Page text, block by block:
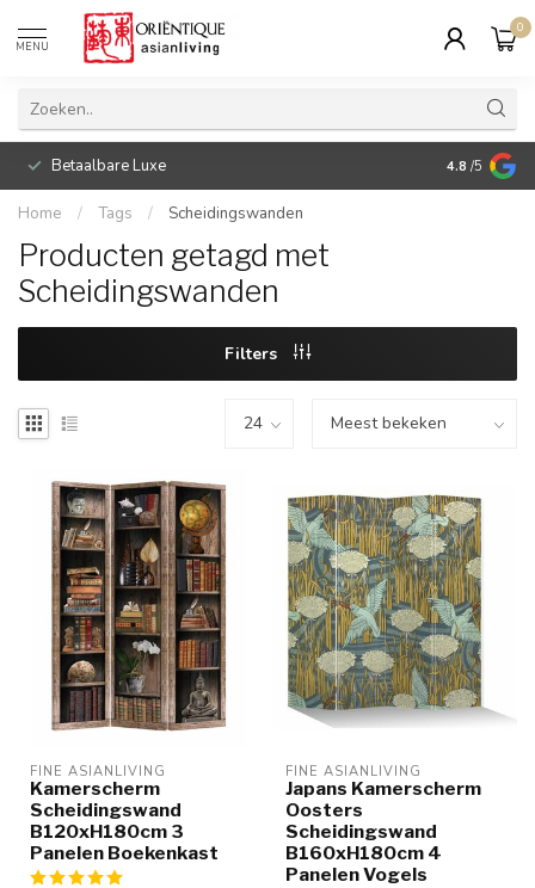
MENU
0
Betaalbare Luxe 4.8 /5
Home / Tags / Scheidingswanden
Producten getagd met
Scheidingswanden
Filters
FINE ASIANLIVING
Kamerscherm
Scheidingswand
B120xH180cm 3
Panelen Boekenkast
FINE ASIANLIVING
Japans Kamerscherm
Oosters
Scheidingswand
B160xH180cm 4
Panelen Vogels